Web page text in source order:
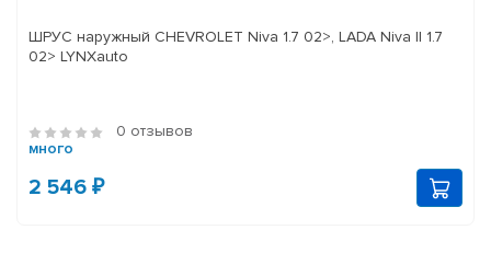
ШРУС наружный CHEVROLET Niva 1.7 02>, LADA Niva II 1.7
02> LYNXauto
0 отзывов
много
2 546 ₽